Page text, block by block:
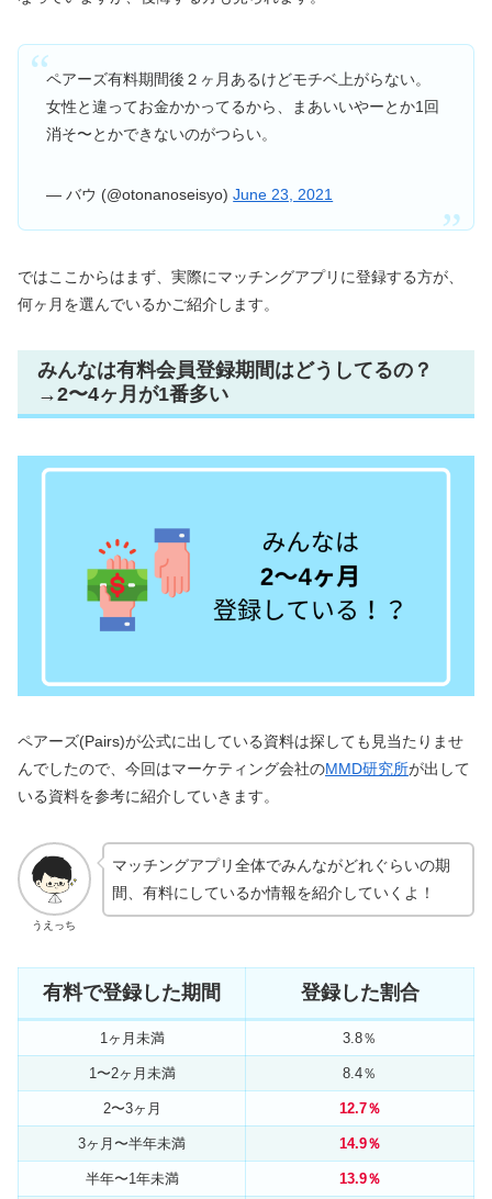
ペアーズ有料期間後２ヶ月あるけどモチベ上がらない。
女性と違ってお金かかってるから、まあいいやーとか1回
消そ〜とかできないのがつらい。
— バウ (@otonanoseisyo)June 23, 2021
ではここからはまず、実際にマッチングアプリに登録する方が、
何ヶ月を選んでいるかご紹介します。
みんなは有料会員登録期間はどうしてるの？
→2〜4ヶ月が1番多い
ペアーズ(Pairs)が公式に出している資料は探しても見当たりませ
んでしたので、今回はマーケティング会社のMMD研究所が出して
いる資料を参考に紹介していきます。
うえっち
マッチングアプリ全体でみんながどれぐらいの期
間、有料にしているか情報を紹介していくよ！
有料で登録した期間 登録した割合
1ヶ月未満 3.8％
1〜2ヶ月未満 8.4％
2〜3ヶ月 12.7％
3ヶ月〜半年未満 14.9％
半年〜1年未満 13.9％